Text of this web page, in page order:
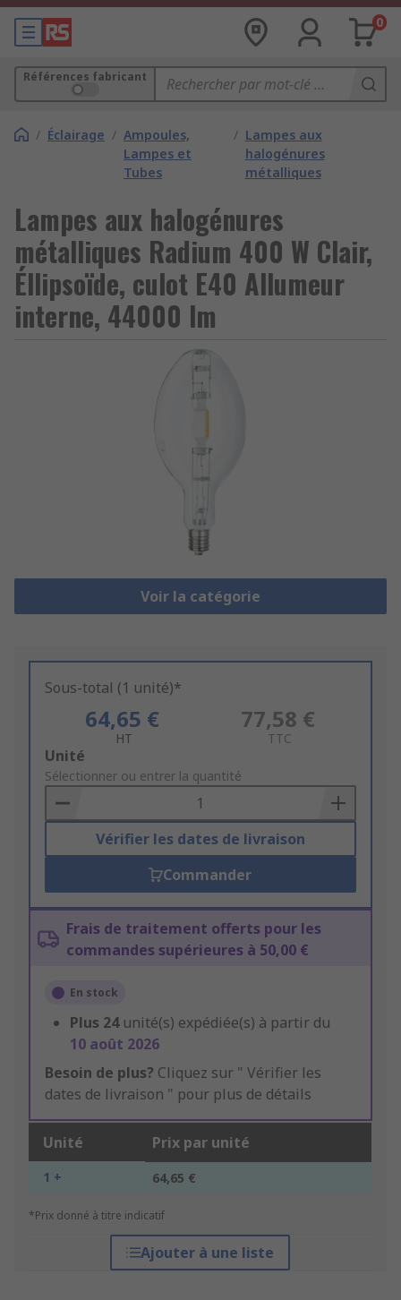
0
Références fabricant
/ Éclairage / Ampoules,
Lampes et
Tubes
/ Lampes aux
halogénures
métalliques
Lampes aux halogénures
métalliques Radium 400 W Clair,
Éllipsoïde, culot E40 Allumeur
interne, 44000 lm
Voir la catégorie
Sous-total (1 unité)*
64,65 €
HT
77,58 €
TTC
Add
to
Basket
Unité
Sélectionner ou entrer la quantité
Vérifier les dates de livraison
Commander
Frais de traitement offerts pour les
commandes supérieures à 50,00 €
En stock
Plus 24 unité(s) expédiée(s) à partir du
10 août 2026
Besoin de plus? Cliquez sur " Vérifier les
dates de livraison " pour plus de détails
Unité Prix par unité
1 + 64,65 €
*Prix donné à titre indicatif
Ajouter à une liste